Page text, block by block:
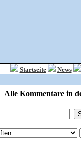
Startseite News
Alle Kommentare in